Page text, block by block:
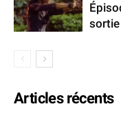
sortie
Articles récents